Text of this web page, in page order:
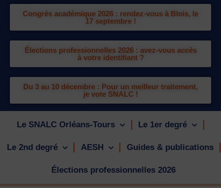
Congrès académique 2026 : rendez-vous à Blois, le
17 septembre !
Élections professionnelles 2026 : avez-vous accès
à votre identifiant ?
Du 3 au 10 décembre : Pour un meilleur traitement,
je vote SNALC !
Le SNALC Orléans-Tours Le 1er degré
Le 2nd degré AESH Guides & publications
Élections professionnelles 2026